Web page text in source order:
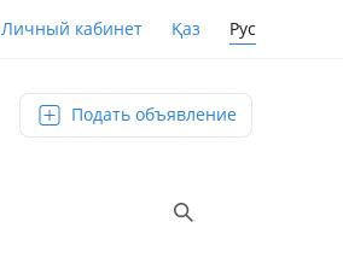
Личный кабинет Қаз Рус
Подать объявление